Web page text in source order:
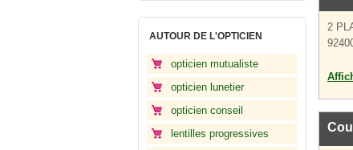
AUTOUR DE L'OPTICIEN
opticien mutualiste
opticien lunetier
opticien conseil
lentilles progressives
2